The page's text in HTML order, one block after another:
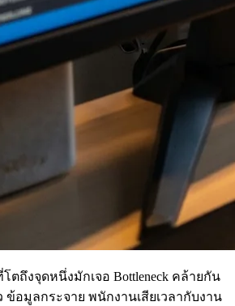
ตถึงจุดหนึ่งมักเจอ Bottleneck คล้ายกัน
ข้อมูลกระจาย พนักงานเสียเวลากับงาน